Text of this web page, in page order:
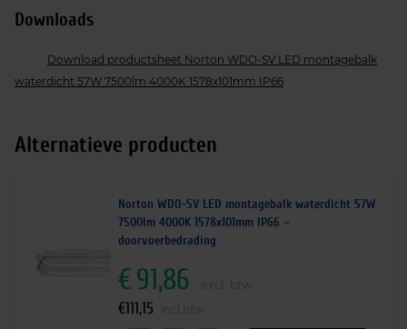
Downloads
Download productsheet Norton WDO-SV LED montagebalk
waterdicht 57W 7500lm 4000K 1578x101mm IP66
Alternatieve producten
Norton WDO-SV LED montagebalk waterdicht 57W
7500lm 4000K 1578x101mm IP66 –
doorvoerbedrading
€91,86
€111,15